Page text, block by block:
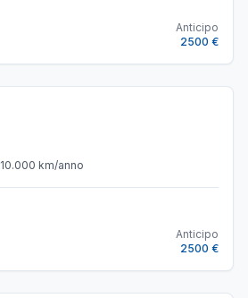
Anticipo
2500 €
10.000 km/anno
Anticipo
2500 €